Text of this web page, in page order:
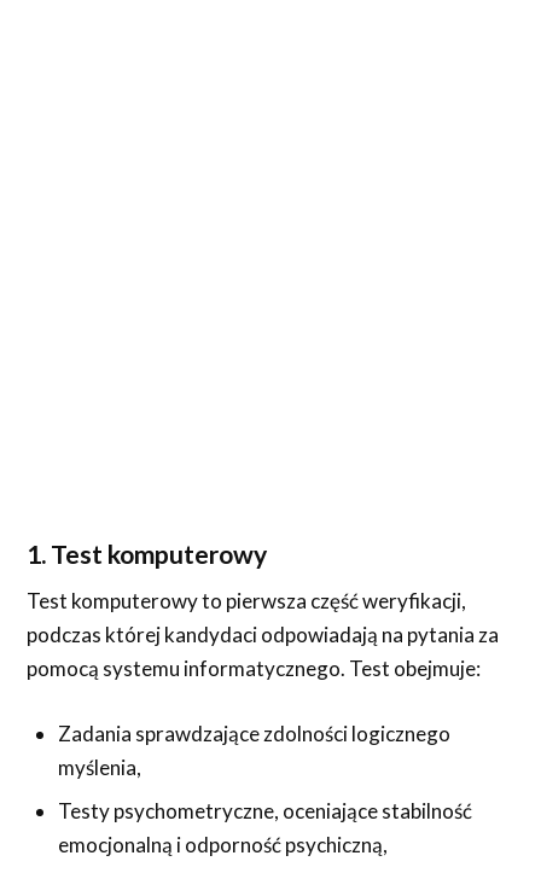
1. Test komputerowy
Test komputerowy to pierwsza część weryfikacji,
podczas której kandydaci odpowiadają na pytania za
pomocą systemu informatycznego. Test obejmuje:
Zadania sprawdzające zdolności logicznego
myślenia,
Testy psychometryczne, oceniające stabilność
emocjonalną i odporność psychiczną,